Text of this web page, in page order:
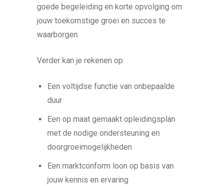
goede begeleiding en korte opvolging om
jouw toekomstige groei en succes te
waarborgen.
Verder kan je rekenen op:
Een voltijdse functie van onbepaalde
duur
Een op maat gemaakt opleidingsplan
met de nodige ondersteuning en
doorgroeimogelijkheden
Een marktconform loon op basis van
jouw kennis en ervaring